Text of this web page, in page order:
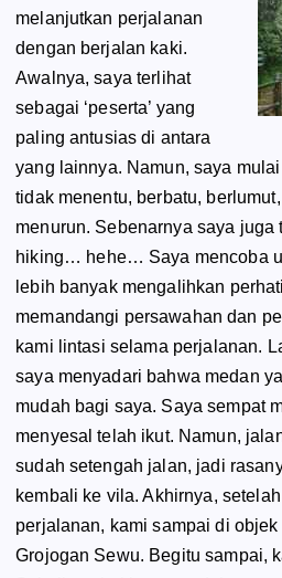
melanjutkan perjalanan
dengan berjalan kaki.
Awalnya, saya terlihat
sebagai ‘peserta’ yang
paling antusias di antara
yang lainnya. Namun, saya
tidak menentu, berbatu,
menurun. Sebenarnya saya juga
hiking… hehe… Saya mencoba
lebih banyak mengalihkan
memandangi persawahan dan
kami lintasi selama perjalanan.
saya menyadari bahwa medan
mudah bagi saya. Saya sempat
menyesal telah ikut. Namun,
sudah setengah jalan, jadi
kembali ke vila. Akhirnya,
perjalanan, kami sampai di
Grojogan Sewu. Begitu sampai,